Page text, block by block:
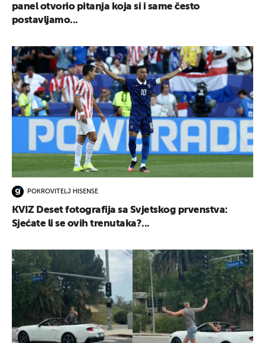
panel otvorio pitanja koja si i same često
postavljamo...
POKROVITELJ HISENSE
KVIZ Deset fotografija sa Svjetskog prvenstva:
Sjećate li se ovih trenutaka?...